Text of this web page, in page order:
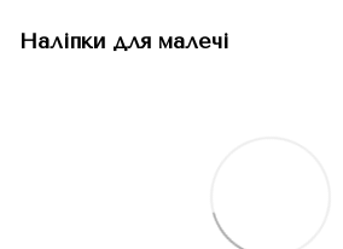
Наліпки для малечі